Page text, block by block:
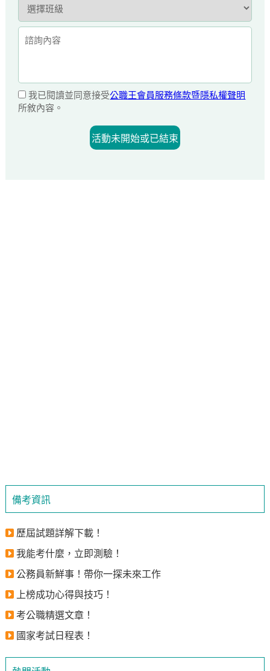
備考資訊
歷屆試題詳解下載！
我能考什麼，立即測驗！
公務員新鮮事！帶你一探未來工作
上榜成功心得與技巧！
考公職精選文章！
國家考試日程表！
我已閱讀並同意接受公職王會員服務條款暨隱私權聲明
所敘內容。
活動未開始或已結束